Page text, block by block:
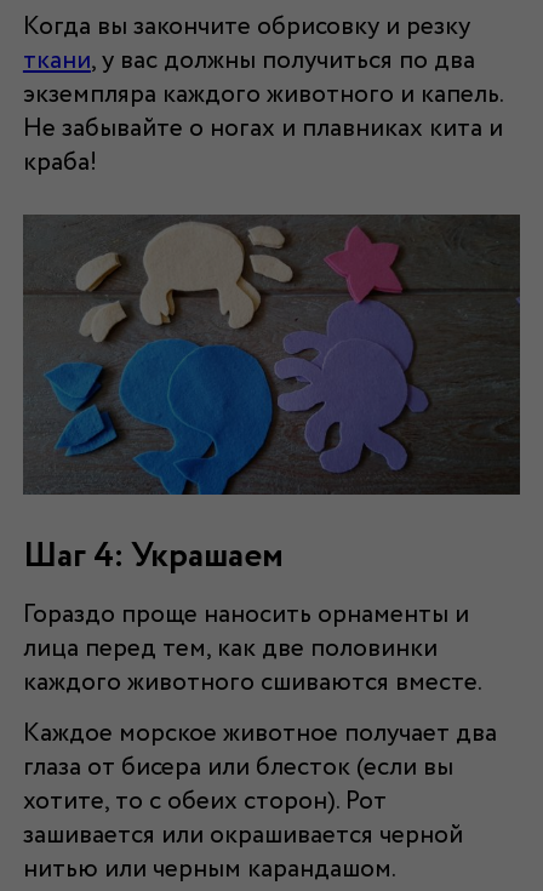
Когда вы закончите обрисовку и резку
ткани, у вас должны получиться по два
экземпляра каждого животного и капель.
Не забывайте о ногах и плавниках кита и
краба!
Шаг 4: Украшаем
Гораздо проще наносить орнаменты и
лица перед тем, как две половинки
каждого животного сшиваются вместе.
Каждое морское животное получает два
глаза от бисера или блесток (если вы
хотите, то с обеих сторон). Рот
зашивается или окрашивается черной
нитью или черным карандашом.